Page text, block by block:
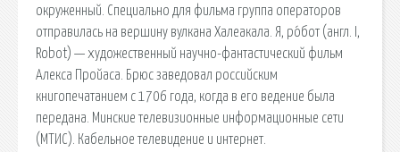
окруженный. Специально для фильма группа операторов
отправилась на вершину вулкана Халеакала. Я, ро́бот (англ. I,
Robot) — художественный научно-фантастический фильм
Алекса Пройаса. Брюс заведовал российским
книгопечатанием с 1706 года, когда в его ведение была
передана. Минские телевизионные информационные сети
(МТИС). Кабельное телевидение и интернет.